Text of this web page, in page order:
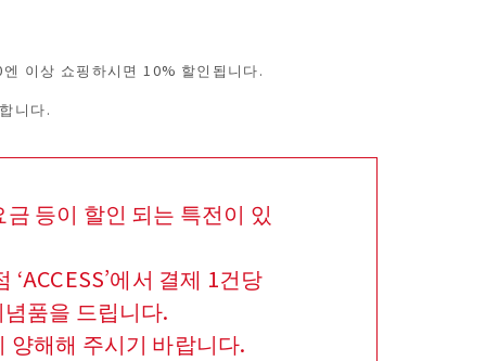
이상 쇼핑하시면 10% 할인됩니다.
니다.
등이 할인 되는 특전이 있
에서 결제 1건당
품을 드립니다.
해해 주시기 바랍니다.